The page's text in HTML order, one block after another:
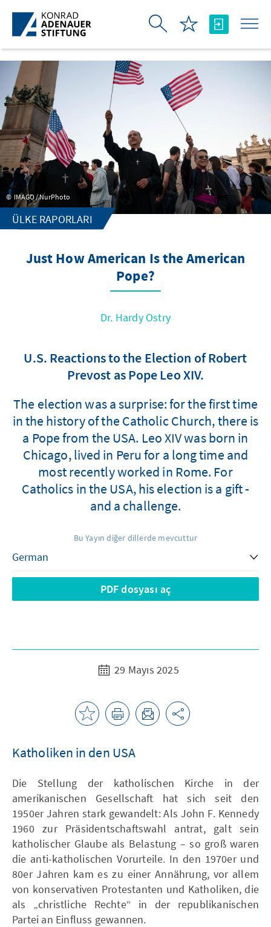
Skip to Main Content
IMAGO / NurPhoto
ÜLKE RAPORLARI
Just How American Is the American
Pope?
Dr. Hardy Ostry
U.S. Reactions to the Election of Robert
Prevost as Pope Leo XIV.
The election was a surprise: for the first time
in the history of the Catholic Church, there is
a Pope from the USA. Leo XIV was born in
Chicago, lived in Peru for a long time and
most recently worked in Rome. For
Catholics in the USA, his election is a gift -
and a challenge.
Bu Yayın diğer dillerde mevcuttur
PDF dosyası aç
29 Mayıs 2025
Katholiken in den USA
Die Stellung der katholischen Kirche in der
amerikanischen Gesellschaft hat sich seit den
1950er Jahren stark gewandelt: Als John F. Kennedy
1960 zur Präsidentschaftswahl antrat, galt sein
katholischer Glaube als Belastung – so groß waren
die anti-katholischen Vorurteile. In den 1970er und
80er Jahren kam es zu einer Annährung, vor allem
von konservativen Protestanten und Katholiken, die
als „christliche Rechte“ in der republikanischen
Partei an Einfluss gewannen.